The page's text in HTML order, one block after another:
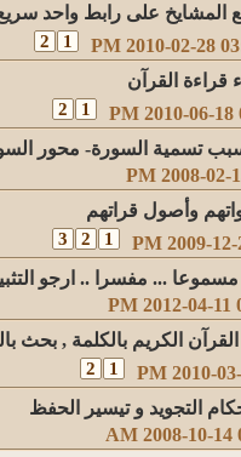
المشايخ على رابط واحد
1
2
قراءة القرآن
1
2
تسمية السورة- محور
وأصول قراتهم
1
2
3
مسموعا ... مفسرا .. ارجو
الكريم بالكلمة , بحث
1
2
التجويد و تيسير الحفظ